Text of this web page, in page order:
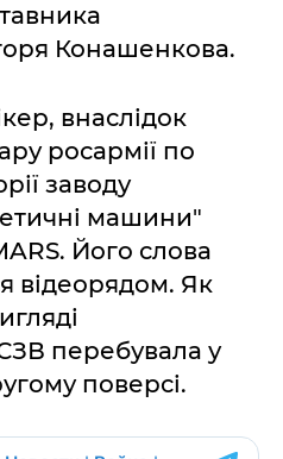
Конашенкова.
внаслідок
росармії по
заводу
машини"
Його слова
відеорядом. Як
перебувала у
поверсі.